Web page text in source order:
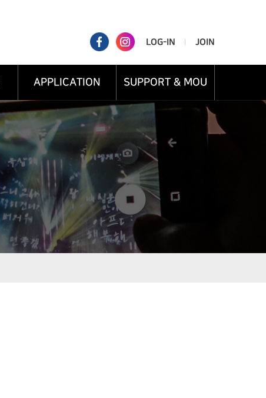
LOG-IN JOIN
APPLICATION SUPPORT & MOU